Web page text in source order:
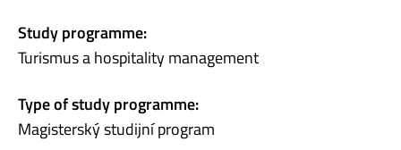
Study programme:
Turismus a hospitality management
Type of study programme:
Magisterský studijní program